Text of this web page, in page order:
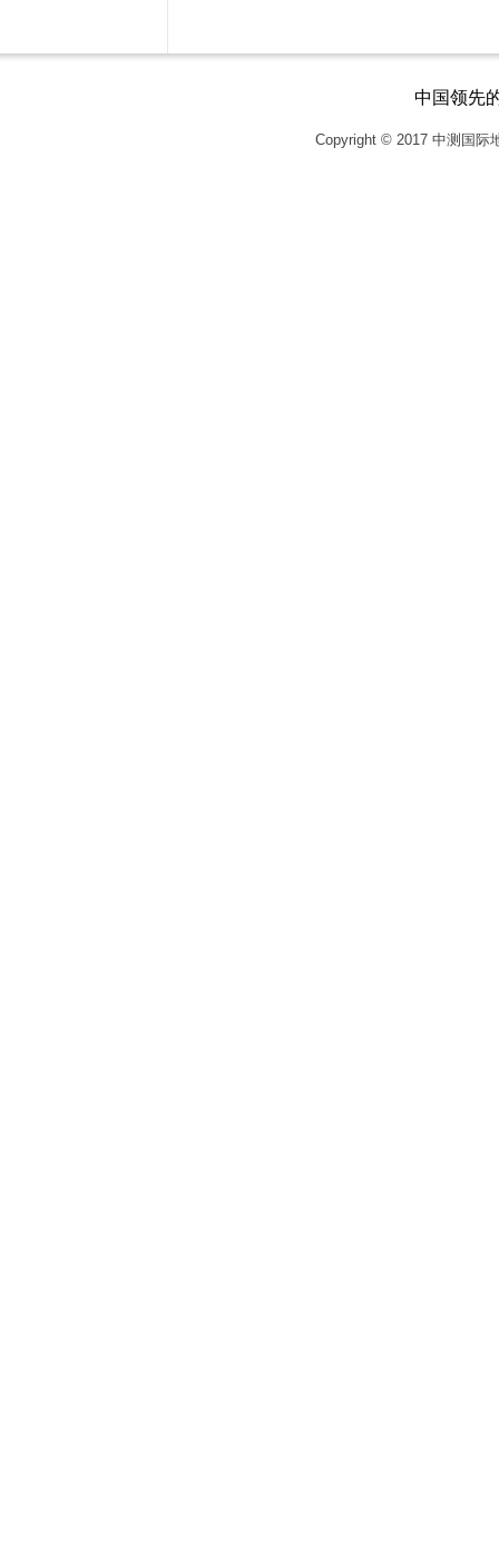
Copyright © 2017 中测国际
中国领先